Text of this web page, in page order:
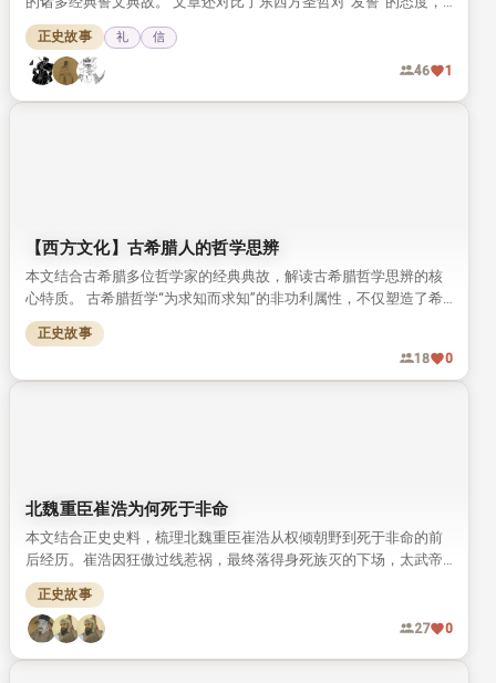
发现二者对誓的庄重要求高度契合。
正史故事 礼 信
46 1
【西方文化】古希腊人的哲学思辨
本文结合古希腊多位哲学家的经典典故，解读古希腊哲学思辨的核
心特质。 古希腊哲学“为求知而求知”的非功利属性，不仅塑造了希
腊民族性格，还推动了早期科学理论体系的发展。
正史故事
18
0
北魏重臣崔浩为何死于非命
本文结合正史史料，梳理北魏重臣崔浩从权倾朝野到死于非命的前
后经历。崔浩因狂傲过线惹祸，最终落得身死族灭的下场，太武帝
拓跋焘也未得善终。
正史故事
27 0